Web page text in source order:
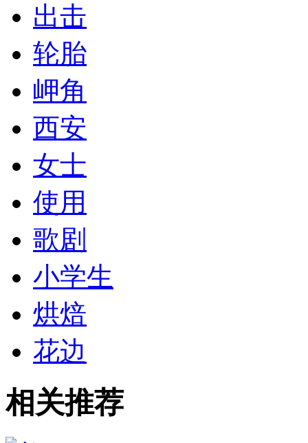
出击
轮胎
岬角
西安
女士
使用
歌剧
小学生
烘焙
花边
相关推荐